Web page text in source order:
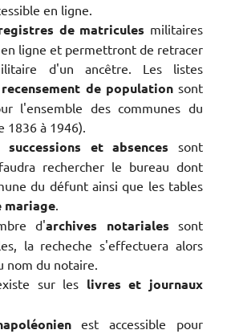
en ligne.
de matricules militaires
ligne et permettront de retracer
d'un ancêtre. Les listes
recensement de populationsont
l'ensemble des communes du
à 1946).
et absences sont
rechercher le bureau dont
du défunt ainsi que les tables
mariage
d'archives notariales sont
la recheche s'effectuera alors
nom du notaire.
sur les livres et journaux
est accessible pour